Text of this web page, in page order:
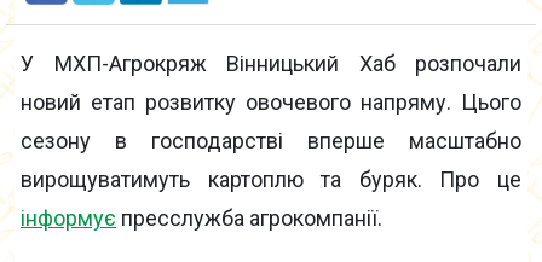
У МХП-Агрокряж Вінницький Хаб розпочали
новий етап розвитку овочевого напряму. Цього
сезону в господарстві вперше масштабно
вирощуватимуть картоплю та буряк. Про це
інформує пресслужба агрокомпанії.